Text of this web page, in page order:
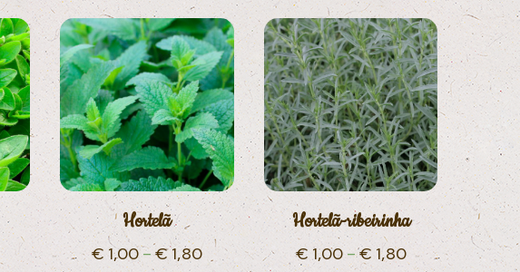
Hortelã
€ 1,00–€1,80
Hortelã-ribeirinha
€ 1,00–€ 1,80